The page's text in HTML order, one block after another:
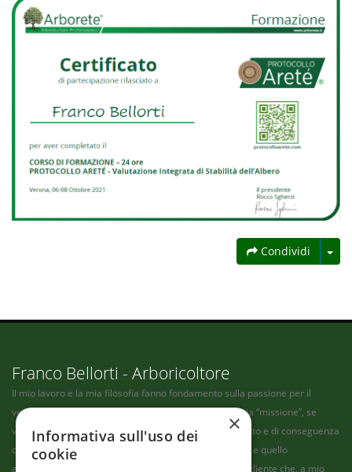
Condividi
Franco Bellorti - Arboricoltore
Il mio lavoro e la mia filosofia fanno fondamento sulla passione per il
verde, e soprattutto sulla passione per gli alberi. La mia “missione”, se
vogliamo, consiste nel fornire un servizio che sia corretto e di conseguenza
onesto, ben fatto, che non leda il patrimonio del cliente e quello
ambientale, a costo di andare contro le richieste di un cliente che, a mio
×
Informativa sull'uso dei
cookie